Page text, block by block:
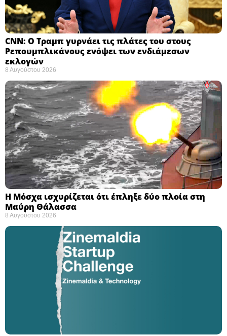
CNN: Ο Τραμπ γυρνάει τις πλάτες του στους
Ρεπουμπλικάνους ενόψει των ενδιάμεσων
εκλογών ​
8 Αυγούστου 2026
Η Μόσχα ισχυρίζεται ότι έπληξε δύο πλοία στη
Μαύρη Θάλασσα ​
8 Αυγούστου 2026